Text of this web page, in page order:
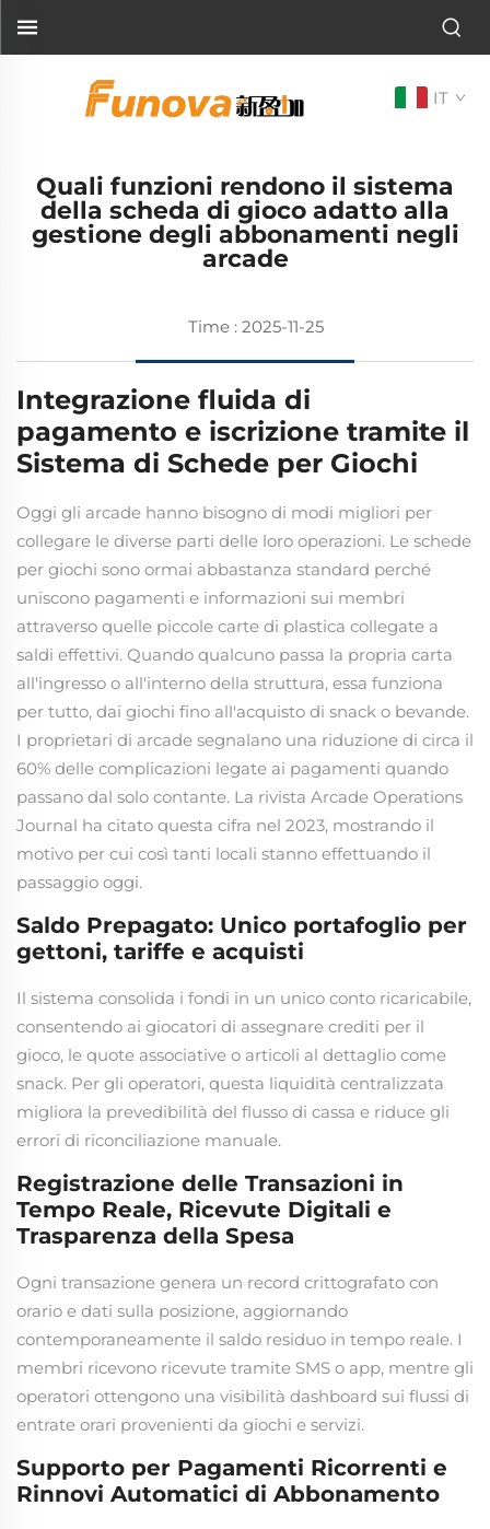
IT
Quali funzioni rendono il sistema
della scheda di gioco adatto alla
gestione degli abbonamenti negli
arcade
Time : 2025-11-25
Integrazione fluida di
pagamento e iscrizione tramite il
Sistema di Schede per Giochi
Oggi gli arcade hanno bisogno di modi migliori per
collegare le diverse parti delle loro operazioni. Le schede
per giochi sono ormai abbastanza standard perché
uniscono pagamenti e informazioni sui membri
attraverso quelle piccole carte di plastica collegate a
saldi effettivi. Quando qualcuno passa la propria carta
all'ingresso o all'interno della struttura, essa funziona
per tutto, dai giochi fino all'acquisto di snack o bevande.
I proprietari di arcade segnalano una riduzione di circa il
60% delle complicazioni legate ai pagamenti quando
passano dal solo contante. La rivista Arcade Operations
Journal ha citato questa cifra nel 2023, mostrando il
motivo per cui così tanti locali stanno effettuando il
passaggio oggi.
Saldo Prepagato: Unico portafoglio per
gettoni, tariffe e acquisti
Il sistema consolida i fondi in un unico conto ricaricabile,
consentendo ai giocatori di assegnare crediti per il
gioco, le quote associative o articoli al dettaglio come
snack. Per gli operatori, questa liquidità centralizzata
migliora la prevedibilità del flusso di cassa e riduce gli
errori di riconciliazione manuale.
Registrazione delle Transazioni in
Tempo Reale, Ricevute Digitali e
Trasparenza della Spesa
Ogni transazione genera un record crittografato con
orario e dati sulla posizione, aggiornando
contemporaneamente il saldo residuo in tempo reale. I
membri ricevono ricevute tramite SMS o app, mentre gli
operatori ottengono una visibilità dashboard sui flussi di
entrate orari provenienti da giochi e servizi.
Supporto per Pagamenti Ricorrenti e
Rinnovi Automatici di Abbonamento